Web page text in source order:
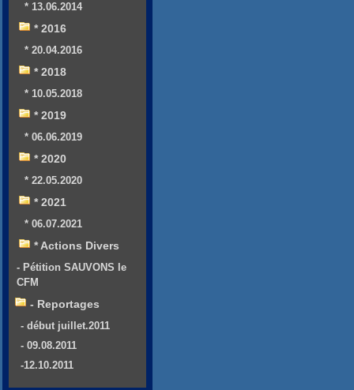
* 13.06.2014
* 2016
* 20.04.2016
* 2018
* 10.05.2018
* 2019
* 06.06.2019
* 2020
* 22.05.2020
* 2021
* 06.07.2021
* Actions Divers
- Pétition SAUVONS le
CFM
- Reportages
- début juillet.2011
- 09.08.2011
-12.10.2011